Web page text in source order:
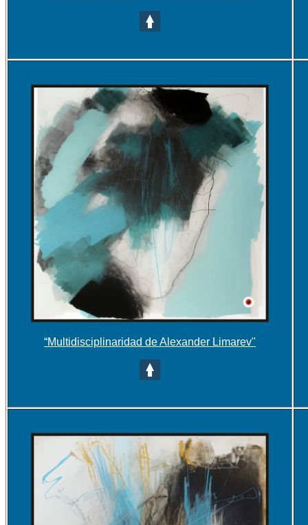
“Multidisciplinaridad de Alexander Limarev"